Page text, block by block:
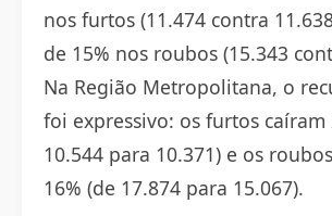
nos furtos (11.474 contra
de 15% nos roubos (15.343
Na Região Metropolitana, o
foi expressivo: os furtos caíram
10.544 para 10.371) e os
16% (de 17.874 para 15.067).